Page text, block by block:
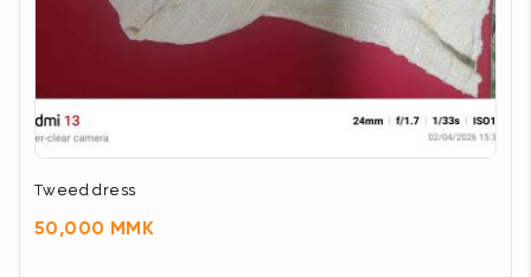
Tweed dress
50,000 MMK